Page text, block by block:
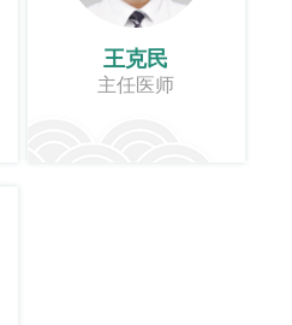
王克民
主任医师